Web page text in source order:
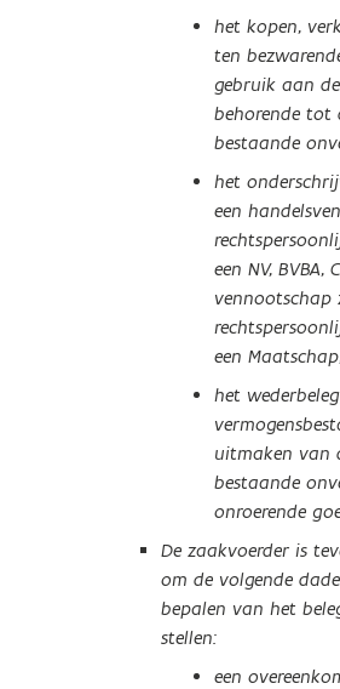
het kopen,
ten
gebruik aan
behorende tot
bestaande
het
een
een NV, BVBA,
vennootschap
een
het
uitmaken van
bestaande
onroerende
De zaakvoerder is
om de volgende
bepalen van het
stellen:
een